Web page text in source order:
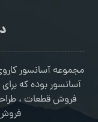
مجموعه آسانسور
آسانسور بوده که
فروش قطعات ،